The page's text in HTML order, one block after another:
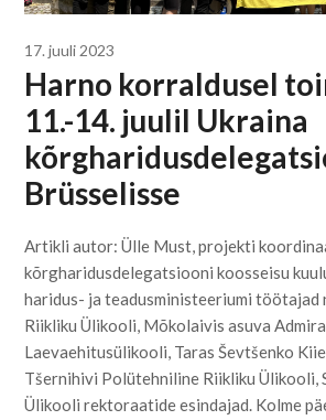
17. juuli 2023
Harno korraldusel
11.-14. juulil Ukraina
Brüsselisse
Artikli autor: Ülle Must, projekti
kõrgharidusdelegatsiooni koosseisu
haridus- ja teadusministeeriumi töötajad
Riikliku Ülikooli, Mõkolaivis asuva
Laevaehitusülikooli, Taras Ševtšenko
Tšernihivi Polütehniline Riikliku Ülikooli,
Ülikooli rektoraatide esindajad. Kolme